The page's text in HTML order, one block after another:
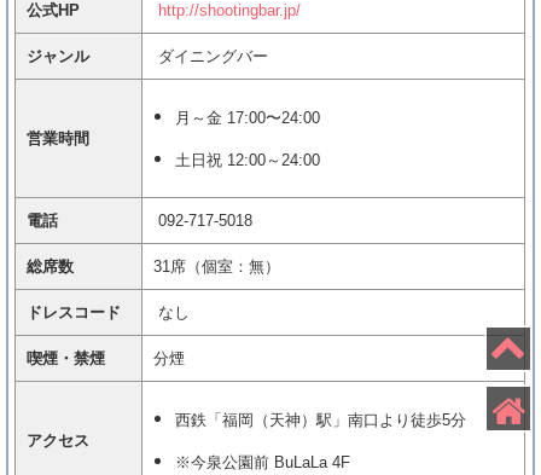
公式HP http://shootingbar.jp/
ジャンル ダイニングバー
営業時間
月～金 17:00〜24:00
土日祝 12:00～24:00
電話 092-717-5018
総席数 31席（個室：無）
ドレスコード なし
喫煙・禁煙 分煙
アクセス
西鉄「福岡（天神）駅」南口より徒歩5分
※今泉公園前 BuLaLa 4F